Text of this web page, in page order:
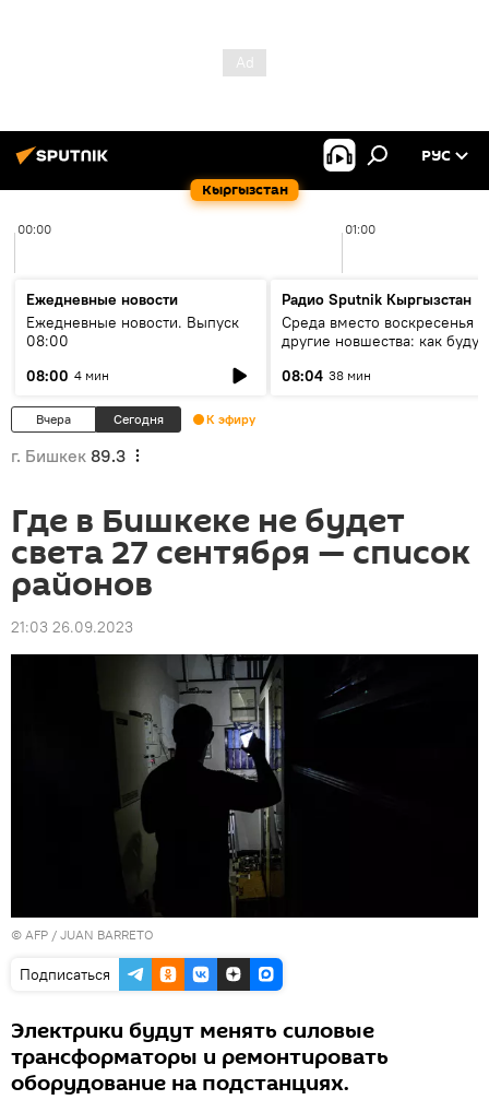
Кыргызстан
РУС
00:00 01:00
Ежедневные новости
Ежедневные новости. Выпуск
08:00
08:00 4 мин
Радио Sputnik Кыргызстан
Среда вместо воскресенья и
другие новшества: как будут
08:04 38 мин
Вчера Сегодня К эфиру
г. Бишкек 89.3
Где в Бишкеке не будет
света 27 сентября — список
районов
21:03 26.09.2023
© AFP / JUAN BARRETO
Подписаться
Электрики будут менять силовые
трансформаторы и ремонтировать
оборудование на подстанциях.